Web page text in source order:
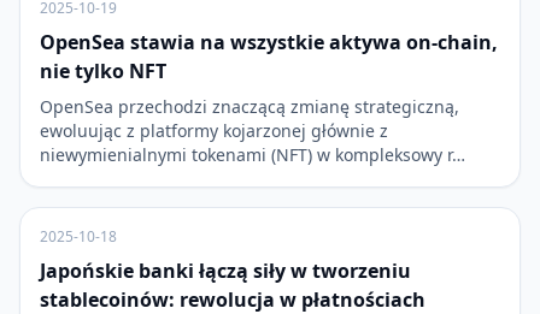
2025-10-19
OpenSea stawia na wszystkie aktywa on-chain,
nie tylko NFT
OpenSea przechodzi znaczącą zmianę strategiczną,
ewoluując z platformy kojarzonej głównie z
niewymienialnymi tokenami (NFT) w kompleksowy r…
2025-10-18
Japońskie banki łączą siły w tworzeniu
stablecoinów: rewolucja w płatnościach